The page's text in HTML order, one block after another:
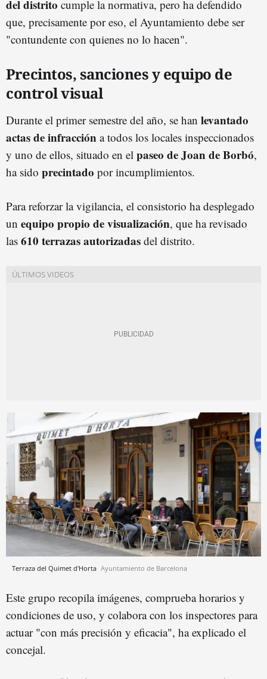
del distrito cumple la normativa, pero ha defendido
que, precisamente por eso, el Ayuntamiento debe ser
"contundente con quienes no lo hacen".
Precintos, sanciones y equipo de
control visual
Durante el primer semestre del año, se han levantado
actas de infracción a todos los locales inspeccionados
y uno de ellos, situado en el paseo de Joan de Borbó,
ha sido precintado por incumplimientos.
Para reforzar la vigilancia, el consistorio ha desplegado
un equipo propio de visualización, que ha revisado
las 610 terrazas autorizadas del distrito.
Terraza del Quimet d'Horta Ayuntamiento de Barcelona
Este grupo recopila imágenes, comprueba horarios y
condiciones de uso, y colabora con los inspectores para
actuar "con más precisión y eficacia", ha explicado el
concejal.